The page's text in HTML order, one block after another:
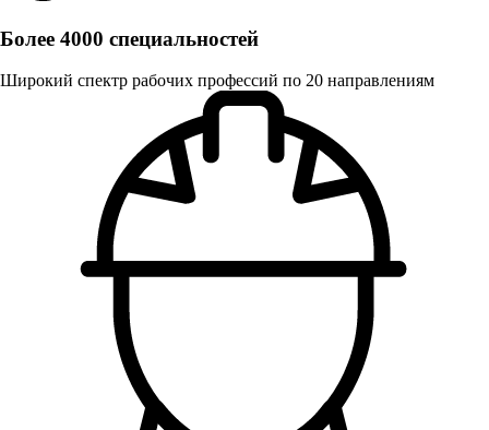
Более 4000 специальностей
Широкий спектр рабочих профессий по 20 направлениям